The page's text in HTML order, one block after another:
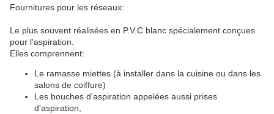
Fournitures pour les réseaux:
Le plus souvent réalisées en P.V.C blanc spécialement conçues
pour l'aspiration.
Elles comprennent:
Le ramasse miettes (à installer dans la cuisine ou dans les
salons de coiffure)
Les bouches d'aspiration appelées aussi prises
d'aspiration,